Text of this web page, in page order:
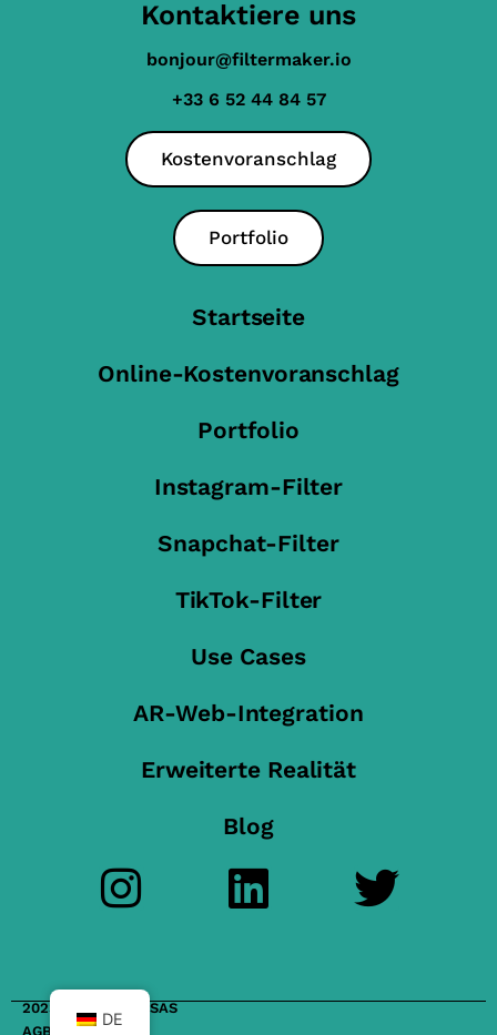
Kontaktiere uns
bonjour@filtermaker.io
+33 6 52 44 84 57
Kostenvoranschlag
Portfolio
Startseite
Online-Kostenvoranschlag
Portfolio
Instagram-Filter
Snapchat-Filter
TikTok-Filter
Use Cases
AR-Web-Integration
Erweiterte Realität
Blog
2023 FilterMaker SAS
AGB
DE